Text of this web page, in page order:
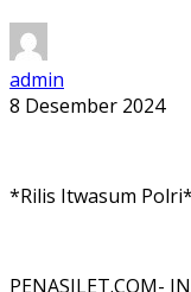
admin
8 Desember 2024
*Rilis Itwasum Polri*
PENASILET.COM-